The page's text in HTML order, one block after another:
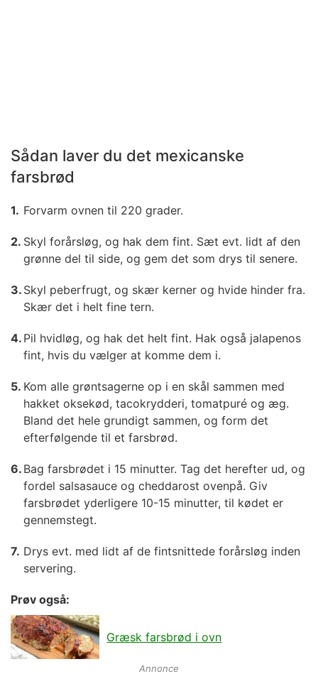
Sådan laver du det mexicanske
farsbrød
Forvarm ovnen til 220 grader.
Skyl forårsløg, og hak dem fint. Sæt evt. lidt af den
grønne del til side, og gem det som drys til senere.
Skyl peberfrugt, og skær kerner og hvide hinder fra.
Skær det i helt fine tern.
Pil hvidløg, og hak det helt fint. Hak også jalapenos
fint, hvis du vælger at komme dem i.
Kom alle grøntsagerne op i en skål sammen med
hakket oksekød, tacokrydderi, tomatpuré og æg.
Bland det hele grundigt sammen, og form det
efterfølgende til et farsbrød.
Bag farsbrødet i 15 minutter. Tag det herefter ud, og
fordel salsasauce og cheddarost ovenpå. Giv
farsbrødet yderligere 10-15 minutter, til kødet er
gennemstegt.
Drys evt. med lidt af de fintsnittede forårsløg inden
servering.
Prøv også:
Græsk farsbrød i ovn
Annonce